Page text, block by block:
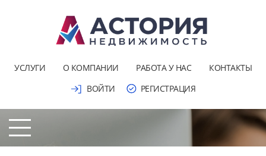
УСЛУГИ О КОМПАНИИ РАБОТА У НАС
КОНТАКТЫ
ВОЙТИ
РЕГИСТРАЦИЯ